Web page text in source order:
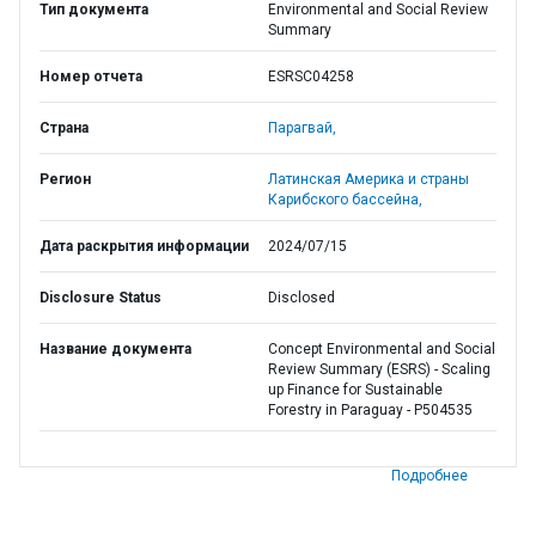
Тип документа
Environmental and Social Review
Summary
Номер отчета ESRSC04258
Страна Парагвай,
Регион
Латинская Америка и страны
Карибского бассейна,
Дата раскрытия информации 2024/07/15
Disclosure Status Disclosed
Название документа
Concept Environmental and Social
Review Summary (ESRS) - Scaling
up Finance for Sustainable
Forestry in Paraguay - P504535
Подробнее